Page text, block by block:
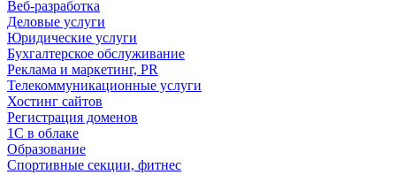
Веб-разработка
Деловые услуги
Юридические услуги
Бухгалтерское обслуживание
Реклама и маркетинг, PR
Телекоммуникационные услуги
Хостинг сайтов
Регистрация доменов
1С в облаке
Образование
Спортивные секции, фитнес